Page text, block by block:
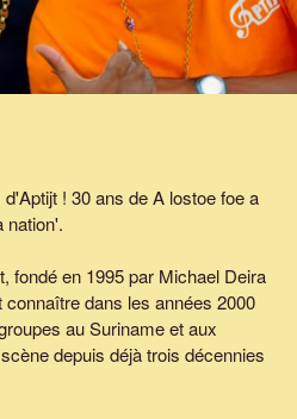
! 30 ans de A lostoe foe a
nation'.
fondé en 1995 par Michael Deira
dans les années 2000
au Suriname et aux
depuis déjà trois décennies